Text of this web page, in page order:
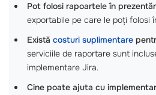
Pot folosi rapoartele în
exportabile pe care le poți folosi
Există costuri suplimentare
serviciile de raportare sunt
implementare Jira.
Cine poate ajuta cu